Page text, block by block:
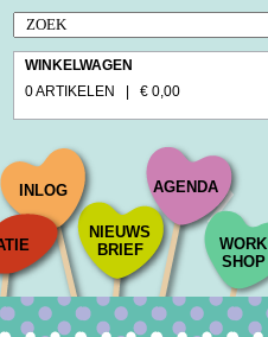
WINKELWAGEN
0 ARTIKELEN | € 0,00
INLOG
NIEUWS
BRIEF
AGENDA
WORK
SHOP